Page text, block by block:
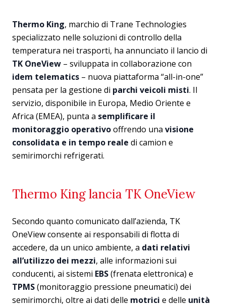
Thermo King, marchio di Trane Technologies
specializzato nelle soluzioni di controllo della
temperatura nei trasporti, ha annunciato il lancio di
TK OneView – sviluppata in collaborazione con
idem telematics – nuova piattaforma “all-in-one”
pensata per la gestione di parchi veicoli misti. Il
servizio, disponibile in Europa, Medio Oriente e
Africa (EMEA), punta a semplificare il
monitoraggio operativooffrendo una visione
consolidata e in tempo reale di camion e
semirimorchi refrigerati.
Thermo King lancia TK OneView
Secondo quanto comunicato dall’azienda, TK
OneView consente ai responsabili di flotta di
accedere, da un unico ambiente, a dati relativi
all’utilizzo dei mezzi, alle informazioni sui
conducenti, ai sistemi EBS(frenata elettronica) e
TPMS(monitoraggio pressione pneumatici) dei
semirimorchi, oltre ai dati delle motrici e delle unità